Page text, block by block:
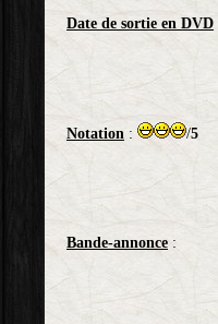
Date de sortie en DVD
Notation : /5
Bande-annonce :